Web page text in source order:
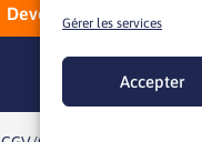
Gérer les services
Accepter
Devenez membre